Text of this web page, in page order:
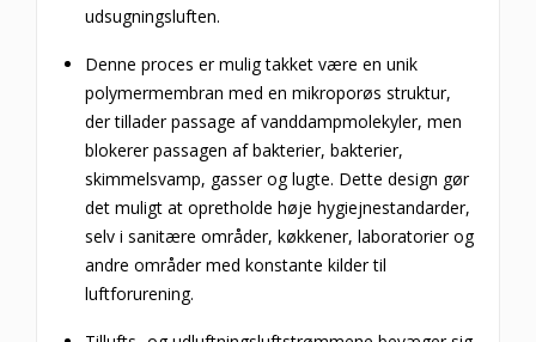
udsugningsluften.
Denne proces er mulig takket være en unik
polymermembran med en mikroporøs struktur,
der tillader passage af vanddampmolekyler, men
blokerer passagen af bakterier, bakterier,
skimmelsvamp, gasser og lugte. Dette design gør
det muligt at opretholde høje hygiejnestandarder,
selv i sanitære områder, køkkener, laboratorier og
andre områder med konstante kilder til
luftforurening.